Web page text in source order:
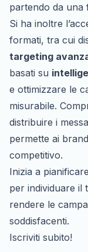
partendo da una
Si ha inoltre
formati, tra cui
targeting
basati su
e ottimizzare le
misurabile.
distribuire i
permette ai
competitivo.
Inizia a
per individuare il
rendere le
soddisfacenti.
Iscriviti subito!